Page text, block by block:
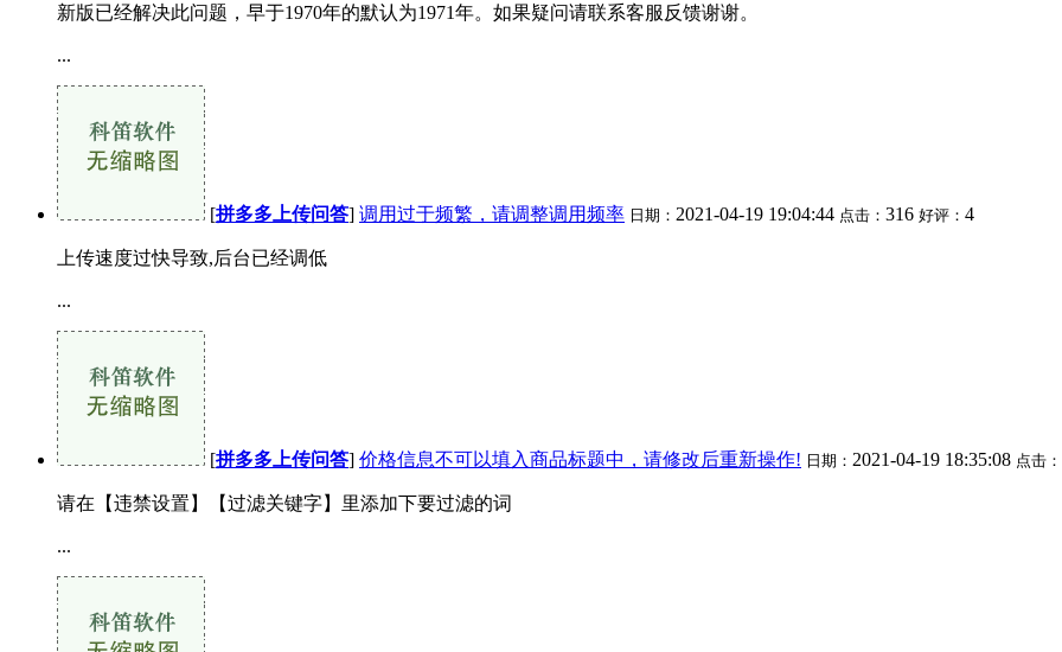
新版已经解决此问题，早于1970年的默认为1971年。如果疑问请联系客服反馈谢谢。
...
[拼多多上传问答] 调用过于频繁，请调整调用频率 日期： 2021-04-19 19:04:44 点击： 316 好评： 4
上传速度过快导致,后台已经调低
...
[拼多多上传问答] 价格信息不可以填入商品标题中，请修改后重新操作! 日期： 2021-04-19 18:35:08 点击：
请在【违禁设置】【过滤关键字】里添加下要过滤的词
...